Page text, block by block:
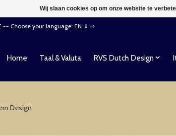
-- Choose your language: EN ⇓ ⇒
Home Taal & Valuta RVS Dutch Design
Design
Wij slaan cookies op om onze website te